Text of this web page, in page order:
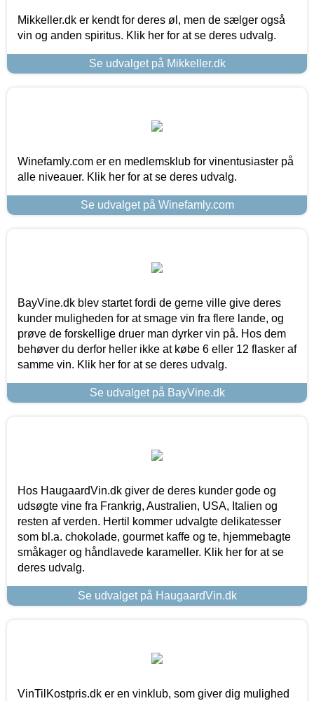
Mikkeller.dk er kendt for deres øl, men de sælger også
vin og anden spiritus. Klik her for at se deres udvalg.
Se udvalget på Mikkeller.dk
Winefamly.com er en medlemsklub for vinentusiaster på
alle niveauer. Klik her for at se deres udvalg.
Se udvalget på Winefamly.com
BayVine.dk blev startet fordi de gerne ville give deres
kunder muligheden for at smage vin fra flere lande, og
prøve de forskellige druer man dyrker vin på. Hos dem
behøver du derfor heller ikke at købe 6 eller 12 flasker af
samme vin. Klik her for at se deres udvalg.
Se udvalget på BayVine.dk
Hos HaugaardVin.dk giver de deres kunder gode og
udsøgte vine fra Frankrig, Australien, USA, Italien og
resten af verden. Hertil kommer udvalgte delikatesser
som bl.a. chokolade, gourmet kaffe og te, hjemmebagte
småkager og håndlavede karameller. Klik her for at se
deres udvalg.
Se udvalget på HaugaardVin.dk
VinTilKostpris.dk er en vinklub, som giver dig mulighed